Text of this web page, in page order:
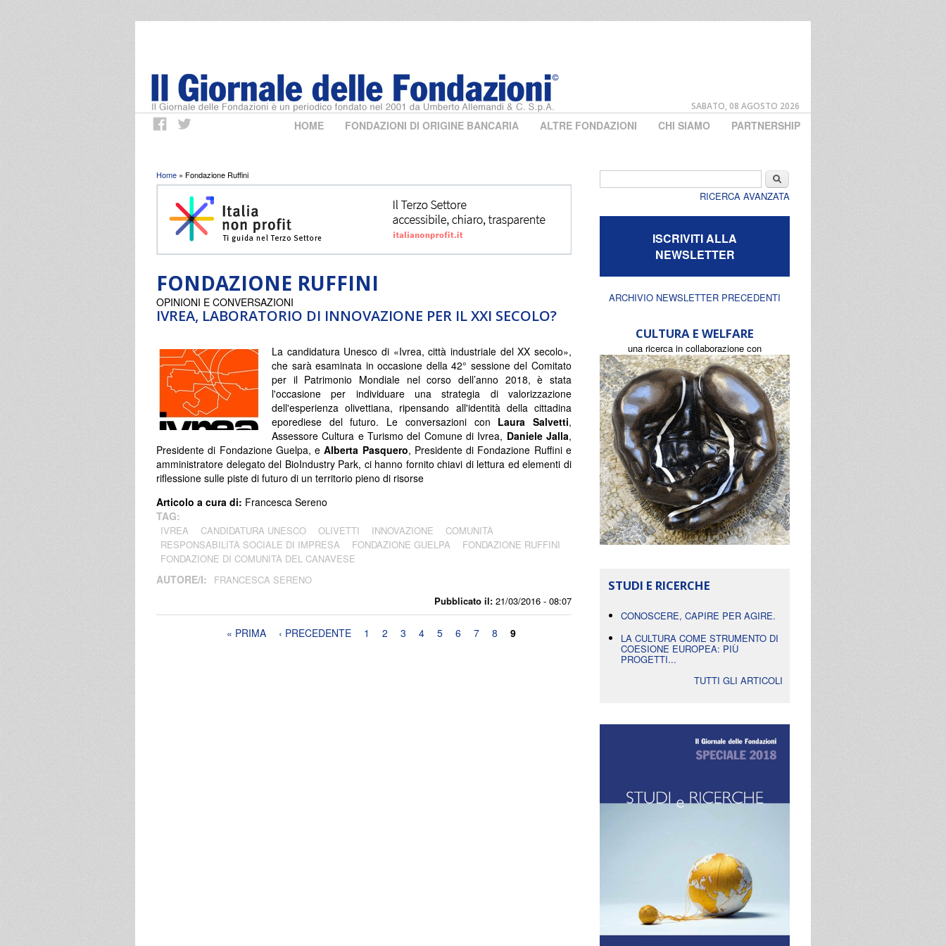
SABATO, 08 AGOSTO 2026
HOME FONDAZIONI DI ORIGINE BANCARIA ALTRE FONDAZIONI CHI SIAMO PARTNERSHIP
Tu sei qui
Home » Fondazione Ruffini
FONDAZIONE RUFFINI
IVREA, LABORATORIO DI INNOVAZIONE PER IL XXI SECOLO?
Pubblicato il: 21/03/2016 - 08:07
OPINIONI E CONVERSAZIONI
La candidatura Unesco di «Ivrea, città industriale del XX secolo»,
che sarà esaminata in occasione della 42° sessione del Comitato
per il Patrimonio Mondiale nel corso dell’anno 2018, è stata
l'occasione per individuare una strategia di valorizzazione
dell'esperienza olivettiana, ripensando all'identità della cittadina
eporediese del futuro. Le conversazioni con Laura Salvetti,
Assessore Cultura e Turismo del Comune di Ivrea, Daniele Jalla,
Presidente di Fondazione Guelpa, eAlberta Pasquero, Presidente di Fondazione Ruffini e
amministratore delegato del BioIndustry Park, ci hanno fornito chiavi di lettura ed elementi di
riflessione sulle piste di futuro di un territorio pieno di risorse
Articolo a cura di: Francesca Sereno
TAG:
IVREA CANDIDATURA UNESCO OLIVETTI INNOVAZIONE
COMUNITÀ
RESPONSABILITÀ SOCIALE DI IMPRESA
FONDAZIONE GUELPA
FONDAZIONE RUFFINI
FONDAZIONE DI COMUNITÀ DEL CANAVESE
AUTORE/I: FRANCESCA SERENO
« PRIMA ‹ PRECEDENTE 1 2 3 4 5 6 7 8 9
Cerca
RICERCA AVANZATA
ISCRIVITI ALLA
NEWSLETTER
ARCHIVIO NEWSLETTER PRECEDENTI
CULTURA E WELFARE
una ricerca in collaborazione con
STUDI E RICERCHE
CONOSCERE, CAPIRE PER AGIRE.
LA CULTURA COME STRUMENTO DI
COESIONE EUROPEA: PIÙ
PROGETTI...
TUTTI GLI ARTICOLI